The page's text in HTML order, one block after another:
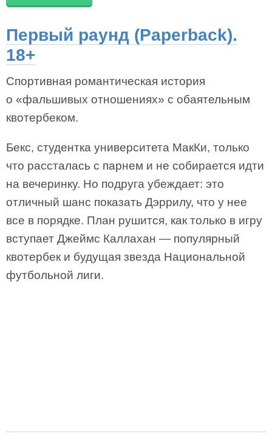
Первый раунд (Paperback).
18+
Спортивная романтическая история
о «фальшивых отношениях» с обаятельным
квотербеком.
Бекс, студентка университета МакКи, только
что рассталась с парнем и не собирается идти
на вечеринку. Но подруга убеждает: это
отличный шанс показать Дэррилу, что у нее
все в порядке. План рушится, как только в игру
вступает Джеймс Каллахан — популярный
квотербек и будущая звезда Национальной
футбольной лиги.